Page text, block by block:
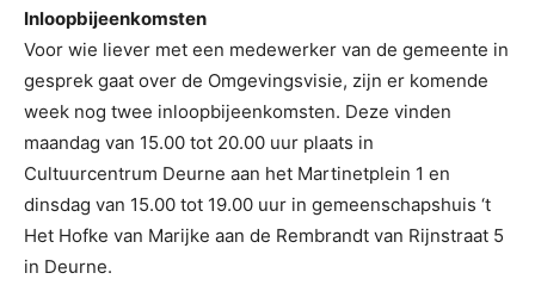
Inloopbijeenkomsten
Voor wie liever met een medewerker van de gemeente in
gesprek gaat over de Omgevingsvisie, zijn er komende
week nog twee inloopbijeenkomsten. Deze vinden
maandag van 15.00 tot 20.00 uur plaats in
Cultuurcentrum Deurne aan het Martinetplein 1 en
dinsdag van 15.00 tot 19.00 uur in gemeenschapshuis ‘t
Het Hofke van Marijke aan de Rembrandt van Rijnstraat 5
in Deurne.